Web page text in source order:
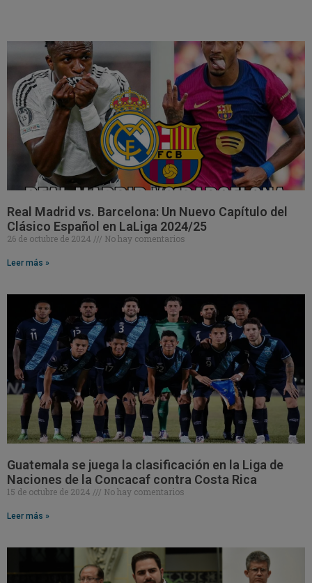
Real Madrid vs. Barcelona: Un Nuevo Capítulo del
Clásico Español en LaLiga 2024/25
26 de octubre de 2024 No hay comentarios
Leer más »
Guatemala se juega la clasificación en la Liga de
Naciones de la Concacaf contra Costa Rica
15 de octubre de 2024 No hay comentarios
Leer más »